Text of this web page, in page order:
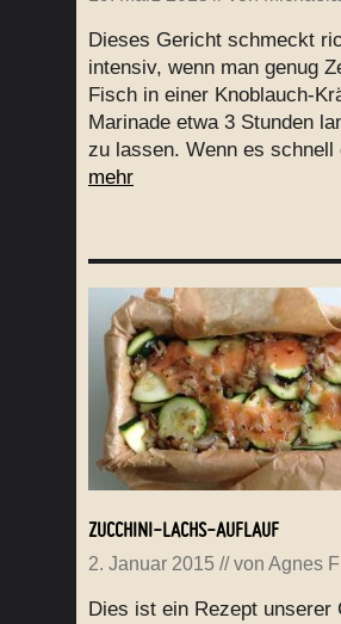
Dieses Gericht schmeckt
intensiv, wenn man genug
Fisch in einer Knoblauch-
Marinade etwa 3 Stunden
zu lassen. Wenn es schnell
mehr
ZUCCHINI-LACHS-AUFLAUF
2. Januar 2015 // von Agnes
Dies ist ein Rezept unserer